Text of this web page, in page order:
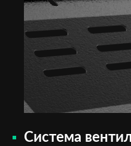
Система